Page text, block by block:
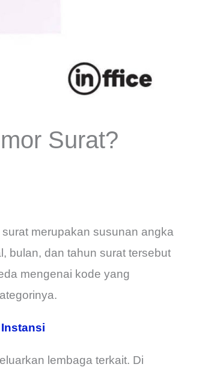
Surat?
merupakan susunan angka
bulan, dan tahun surat tersebut
mengenai kode yang
lembaga terkait. Di